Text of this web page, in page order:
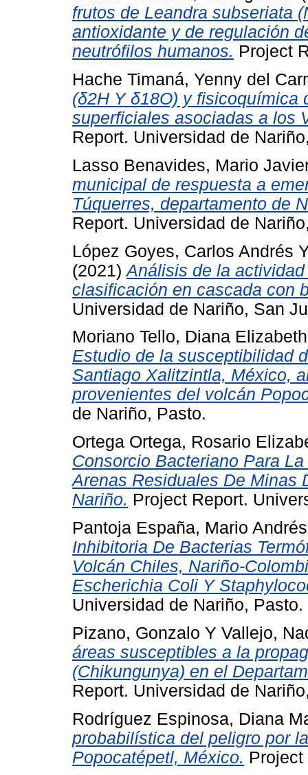
frutos de Leandra subseriata
antioxidante y de regulación
neutrófilos humanos. Project
Hache Timaná, Yenny del
(δ2H Y δ18O) y fisicoquímica
superficiales asociadas a los
Report. Universidad de
Lasso Benavides, Mario
municipal de respuesta a
Túquerres, departamento de
Report. Universidad de
López Goyes, Carlos Andrés
(2021)Análisis de la
clasificación en cascada con
Universidad de Nariño, San
Moriano Tello, Diana Elizabeth
Estudio de la susceptibilidad
Santiago Xalitzintla, México,
provenientes del volcán
de Nariño, Pasto.
Ortega Ortega, Rosario
Consorcio Bacteriano Para
Arenas Residuales De Minas
Nariño. Project Report.
Pantoja España, Mario Andrés
Inhibitoria De Bacterias
Volcán Chiles, Nariño-
Escherichia Coli Y
Universidad de Nariño, Pasto.
Pizano, Gonzalo Y Vallejo,
áreas susceptibles a la
(Chikungunya) en el
Report. Universidad de
Rodríguez Espinosa, Diana
probabilística del peligro por
Popocatépetl, México.